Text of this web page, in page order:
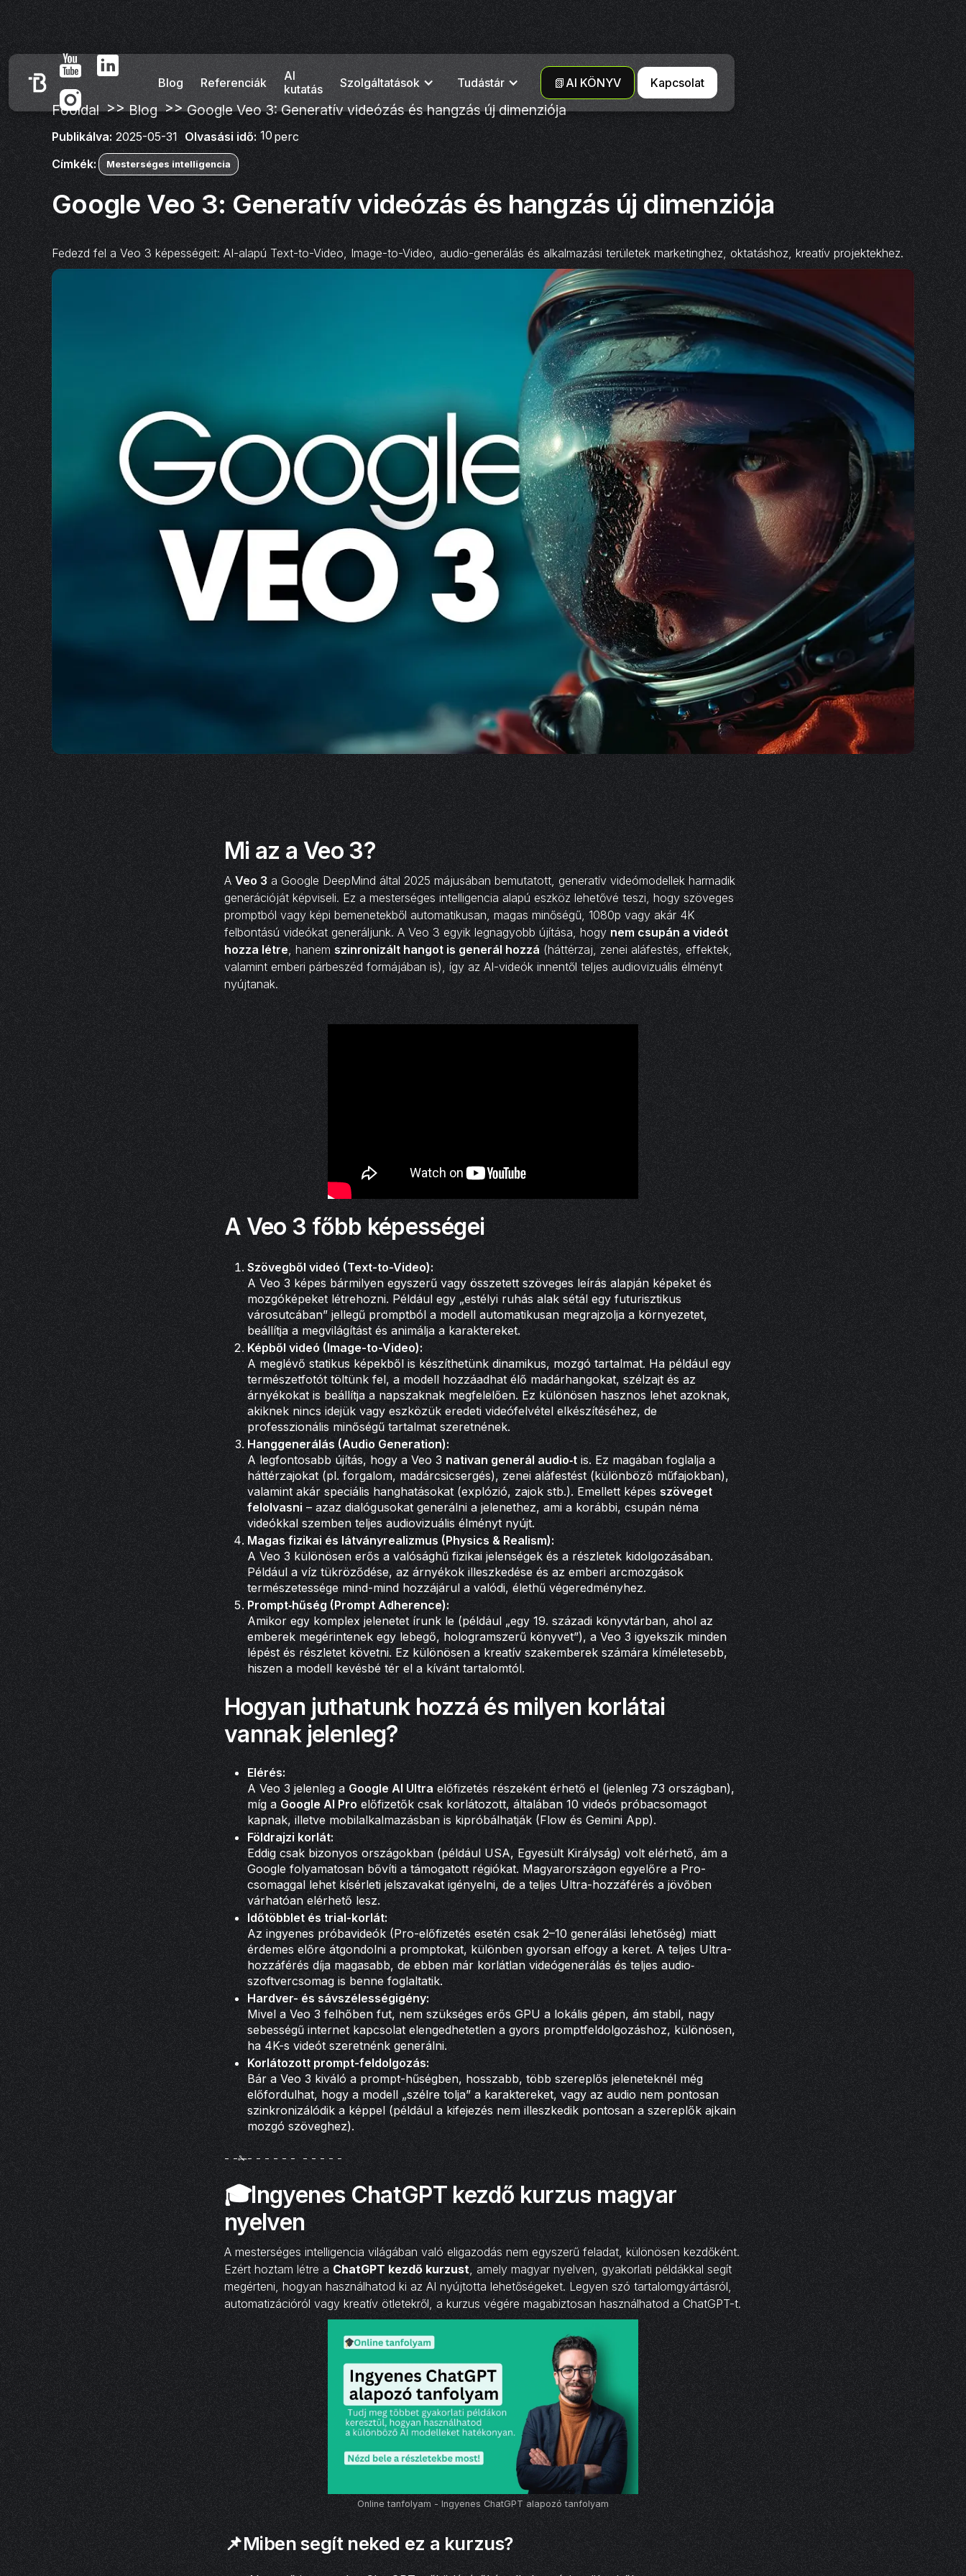
Blog Referenciák
AI
kutatás
Szolgáltatások Tudástár 📗AI KÖNYV Kapcsolat
Főoldal >> Blog >> Google Veo 3: Generatív videózás és hangzás új dimenziója
Publikálva: 2025-05-31 Olvasási idő: 10 perc
Címkék:
Mesterséges intelligencia
Google Veo 3: Generatív videózás és hangzás új dimenziója
Fedezd fel a Veo 3 képességeit: AI-alapú Text-to-Video, Image-to-Video, audio-generálás és alkalmazási területek marketinghez, oktatáshoz, kreatív projektekhez.
Mi az a Veo 3?
A Veo 3 a Google DeepMind által 2025 májusában bemutatott, generatív videómodellek harmadik
generációját képviseli. Ez a mesterséges intelligencia alapú eszköz lehetővé teszi, hogy szöveges
promptból vagy képi bemenetekből automatikusan, magas minőségű, ­1080p vagy akár 4K
felbontású videókat generáljunk. A Veo 3 egyik legnagyobb újítása, hogy nem csupán a videót
hozza létre, hanem szinronizált hangot is generál hozzá (háttérzaj, zenei aláfestés, effektek,
valamint emberi párbeszéd formájában is), így az AI-videók innentől teljes audiovizuális élményt
nyújtanak.
A Veo 3 főbb képességei
Szövegből videó (Text-to-Video):
A Veo 3 képes bármilyen egyszerű vagy összetett szöveges leírás alapján képeket és
mozgóképeket létrehozni. Például egy „estélyi ruhás alak sétál egy futurisztikus
városutcában” jellegű promptból a modell automatikusan megrajzolja a környezetet,
beállítja a megvilágítást és animálja a karaktereket.
Képből videó (Image-to-Video):
A meglévő statikus képekből is készíthetünk dinamikus, mozgó tartalmat. Ha például egy
természetfotót töltünk fel, a modell hozzáadhat élő madárhangokat, szélzajt és az
árnyékokat is beállítja a napszaknak megfelelően. Ez különösen hasznos lehet azoknak,
akiknek nincs idejük vagy eszközük eredeti videófelvétel elkészítéséhez, de
professzionális minőségű tartalmat szeretnének.
Hanggenerálás (Audio Generation):
A legfontosabb újítás, hogy a Veo 3 nativan generál audio‐t is. Ez magában foglalja a
háttérzajokat (pl. forgalom, madárcsicsergés), zenei aláfestést (különböző műfajokban),
valamint akár speciális hanghatásokat (explózió, zajok stb.). Emellett képes szöveget
felolvasni – azaz dialógusokat generálni a jelenethez, ami a korábbi, csupán néma
videókkal szemben teljes audiovizuális élményt nyújt.
Magas fizikai és látványrealizmus (Physics & Realism):
A Veo 3 különösen erős a valósághű fizikai jelenségek és a részletek kidolgozásában.
Például a víz tükröződése, az árnyékok illeszkedése és az emberi arcmozgások
természetessége mind-mind hozzájárul a valódi, élethű végeredményhez.
Prompt‐hűség (Prompt Adherence):
Amikor egy komplex jelenetet írunk le (például „egy 19. századi könyvtárban, ahol az
emberek megérintenek egy lebegő, hologramszerű könyvet”), a Veo 3 igyekszik minden
lépést és részletet követni. Ez különösen a kreatív szakemberek számára kíméletesebb,
hiszen a modell kevésbé tér el a kívánt tartalomtól.
Hogyan juthatunk hozzá és milyen korlátai
vannak jelenleg?
Elérés:
A Veo 3 jelenleg a Google AI Ultra előfizetés részeként érhető el (jelenleg 73 országban),
míg a Google AI Pro előfizetők csak korlátozott, általában 10 videós próbacsomagot
kapnak, illetve mobilalkalmazásban is kipróbálhatják (Flow és Gemini App).
Földrajzi korlát:
Eddig csak bizonyos országokban (például USA, Egyesült Királyság) volt elérhető, ám a
Google folyamatosan bővíti a támogatott régiókat. Magyarországon egyelőre a Pro-
csomaggal lehet kísérleti jelszavakat igényelni, de a teljes Ultra-hozzáférés a jövőben
várhatóan elérhető lesz.
Időtöbblet és trial-korlát:
Az ingyenes próbavideók (Pro-előfizetés esetén csak 2–10 generálási lehetőség) miatt
érdemes előre átgondolni a promptokat, különben gyorsan elfogy a keret. A teljes Ultra-
hozzáférés díja magasabb, de ebben már korlátlan videógenerálás és teljes audio‐
szoftvercsomag is benne foglaltatik.
Hardver- és sávszélességigény:
Mivel a Veo 3 felhőben fut, nem szükséges erős GPU a lokális gépen, ám stabil, nagy
sebességű internet kapcsolat elengedhetetlen a gyors promptfeldolgozáshoz, különösen,
ha 4K-s videót szeretnénk generálni.
Korlátozott prompt-feldolgozás:
Bár a Veo 3 kiváló a prompt-hűségben, hosszabb, több szereplős jeleneteknél még
előfordulhat, hogy a modell „szélre tolja” a karaktereket, vagy az audio nem pontosan
szinkronizálódik a képpel (például a kifejezés nem illeszkedik pontosan a szereplők ajkain
mozgó szöveghez).
- -✁- - - - - - - - - - -
🎓Ingyenes ChatGPT kezdő kurzus magyar
nyelven
A mesterséges intelligencia világában való eligazodás nem egyszerű feladat, különösen kezdőként.
Ezért hoztam létre a ChatGPT kezdő kurzust, amely magyar nyelven, gyakorlati példákkal segít
megérteni, hogyan használhatod ki az AI nyújtotta lehetőségeket. Legyen szó tartalomgyártásról,
automatizációról vagy kreatív ötletekről, a kurzus végére magabiztosan használhatod a ChatGPT-t.
Online tanfolyam - Ingyenes ChatGPT alapozó tanfolyam
📌Miben segít neked ez a kurzus?